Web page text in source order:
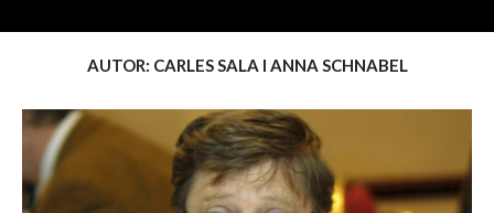
AUTOR: CARLES SALA I ANNA SCHNABEL